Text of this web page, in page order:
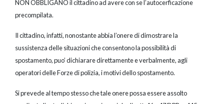
NON OBBLIGANO il cittadino ad avere con se l’autocerficazione
precompilata.
Il cittadino, infatti, nonostante abbia l’onere di dimostrare la
sussistenza delle situazioni che consentono la possibilità di
spostamento, puo’ dichiarare direttamente e verbalmente, agli
operatori delle Forze di polizia, i motivi dello spostamento.
Si prevede al tempo stesso che tale onere possa essere assolto